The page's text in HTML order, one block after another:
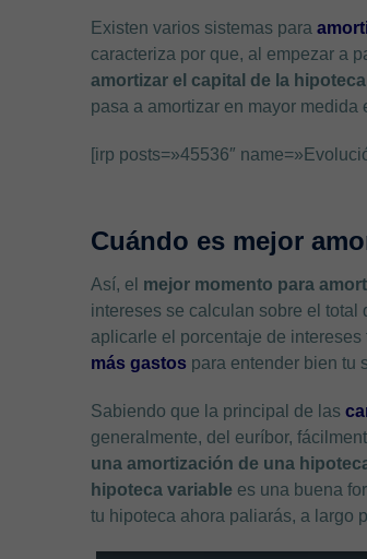
Existen varios sistemas para
caracteriza por que, al empezar a
amortizar el capital de la hipoteca
pasa a amortizar en mayor
[irp posts=»45536″
Cuándo es mejor
Así, el mejor momento para
intereses se calculan sobre el total
aplicarle el porcentaje de
más gastos para entender bien tu
Sabiendo que la principal de las
generalmente, del euríbor,
una amortización de una
hipoteca variable es una buena
tu hipoteca ahora paliarás, a largo